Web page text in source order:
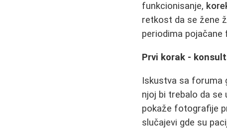
funkcionisanje,
retkost da se žene
periodima
Prvi korak -
Iskustva sa foruma
njoj bi trebalo da se
pokaže fotografije
slučajevi gde su